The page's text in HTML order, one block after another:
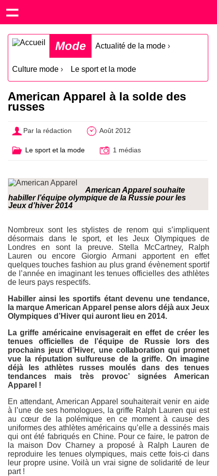
Mode Actualité de la mode ›
Culture mode › Le sport et la mode
American Apparel à la solde des
russes
Par la rédaction Août 2012
Le sport et la mode 1 médias
American Apparel souhaite
habiller l’équipe olympique de la Russie pour les
Jeux d’hiver 2014
Nombreux sont les stylistes de renom qui s’impliquent
désormais dans le sport, et les Jeux Olympiques de
Londres en sont la preuve. Stella McCartney, Ralph
Lauren ou encore Giorgio Armani apportent en effet
quelques touches fashion au plus grand évènement sportif
de l’année en imaginant les tenues officielles des athlètes
de leurs pays respectifs.
Habiller ainsi les sportifs étant devenu une tendance,
la marque American Apparel pense alors déjà aux Jeux
Olympiques d’Hiver qui auront lieu en 2014.
La griffe américaine envisagerait en effet de créer les
tenues officielles de l’équipe de Russie lors des
prochains jeux d’Hiver, une collaboration qui promet
vue la réputation sulfureuse de la griffe. On imagine
déjà les athlètes russes moulés dans des tenues
tendances mais très provoc’ signées American
Apparel !
En attendant, American Apparel souhaiterait venir en aide
à l’une de ses homologues, la griffe Ralph Lauren qui est
au cœur de la polémique en ce moment à cause des
uniformes des athlètes américains qu’elle a dessinés mais
qui ont été fabriqués en Chine. Pour ce faire, le patron de
la maison Dov Charney a proposé à Ralph Lauren de
reproduire les tenues olympiques, mais cette fois-ci dans
leur propre usine. Voilà un vrai signe de solidarité de leur
part !